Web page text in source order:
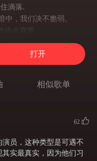
滴落.
中，我们决不脆弱。
许会寂寞。
永远执着。
，我们坚强度过。
沉默。
中，我们决不脆弱。
，未来自己把握。
许会寂寞。
永远执着。
打开
相似歌单
62
员，这种类型是可遇不
实最真实，因为他们习